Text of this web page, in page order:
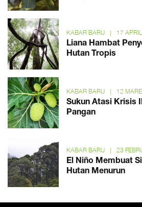
KABAR BARU | 17
Liana Hambat
Hutan Tropis
KABAR BARU | 12
Sukun Atasi Krisis
Pangan
KABAR BARU | 23
El Niño Membuat
Hutan Menurun